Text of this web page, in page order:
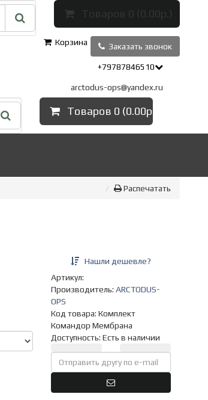
Товаров 0 (0.00р.)
Заказать звонок
Корзина
+79787846510
arctodus-ops@yandex.ru
Товаров 0 (0.00р.)
Распечатать
Нашли дешевле?
Артикул:
Производитель: ARCTODUS-
OPS
Код товара: Комплект
Командор Мембрана
Доступность: Есть в наличии